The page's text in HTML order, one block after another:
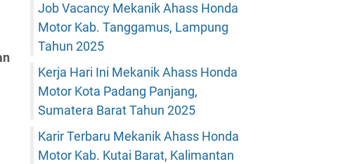
Job Vacancy Mekanik Ahass Honda
Motor Kab. Tanggamus, Lampung
Tahun 2025
Kerja Hari Ini Mekanik Ahass Honda
Motor Kota Padang Panjang,
Sumatera Barat Tahun 2025
Karir Terbaru Mekanik Ahass Honda
Motor Kab. Kutai Barat, Kalimantan